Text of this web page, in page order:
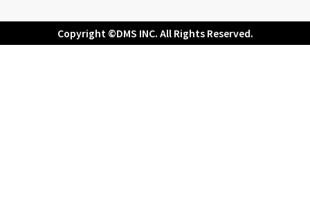
Copyright ©DMS INC. All Rights Reserved.